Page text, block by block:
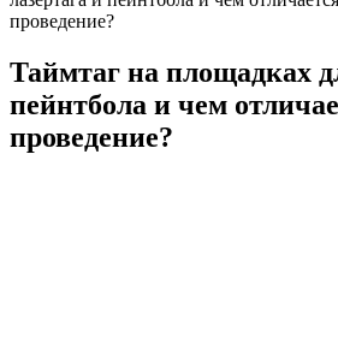
проведение?
Таймтаг на площадках
пейнтбола и чем
проведение?